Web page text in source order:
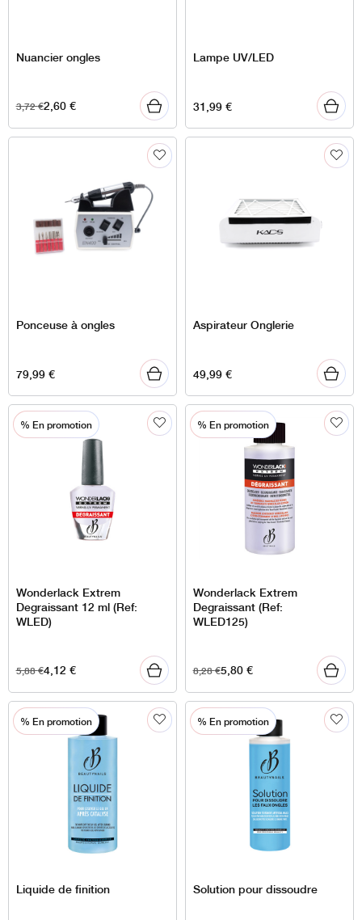
Nuancier ongles
3,72€2,60€
Lampe UV/LED
31,99€
Ponceuse à ongles
79,99€
Aspirateur Onglerie
49,99€
% En promotion
Wonderlack Extrem
Degraissant 12 ml (Ref:
WLED)
5,88€4,12 €
% En promotion
Wonderlack Extrem
Degraissant (Ref:
WLED125)
8,28€5,80€
% En promotion
Liquide de finition
% En promotion
Solution pour dissoudre